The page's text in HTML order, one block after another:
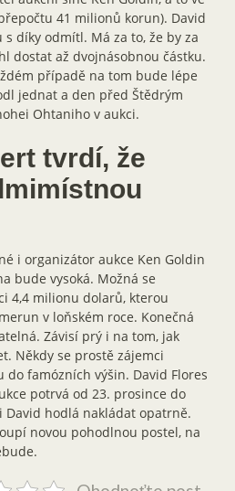
41 milionů korun). David
díky odmítl. Má za to, že by za
dostat až dvojnásobnou částku.
případě na tom bude lépe
jednat a den před Štědrým
Ohtaniho v aukci.
tvrdí, že
i organizátor aukce Ken Goldin
bude vysoká. Možná se
4,4 milionu dolarů, kterou
v loňském roce. Konečná
Závisí prý i na tom, jak
Někdy se prostě zájemci
famózních výšin. David Flores
potrvá od 23. prosince do
David hodlá nakládat opatrně.
novou pohodlnou postel, na